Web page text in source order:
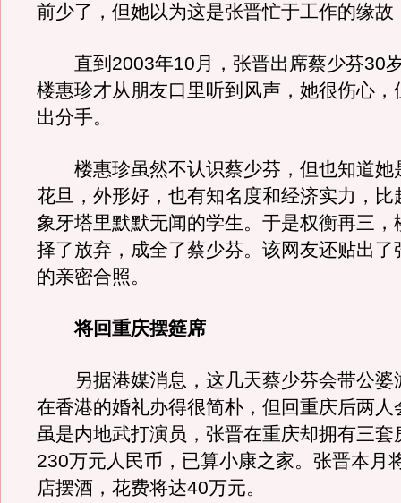
前少了，但她以为这是张晋忙于工作的缘故
直到2003年10月，张晋出席蔡少芬30
楼惠珍才从朋友口里听到风声，她很伤心，
出分手。
楼惠珍虽然不认识蔡少芬，但也知道她
花旦，外形好，也有知名度和经济实力，比
象牙塔里默默无闻的学生。于是权衡再三，
择了放弃，成全了蔡少芬。该网友还贴出了
的亲密合照。
将回重庆摆筵席
另据港媒消息，这几天蔡少芬会带公婆
在香港的婚礼办得很简朴，但回重庆后两人
虽是内地武打演员，张晋在重庆却拥有三套
230万元人民币，已算小康之家。张晋本月
店摆酒，花费将达40万元。